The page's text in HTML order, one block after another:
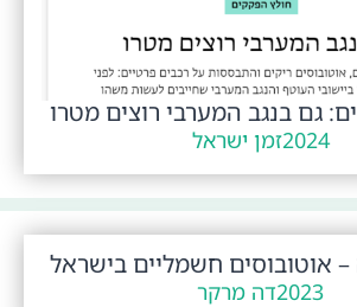
גם בנגב המערבי רוצים מטרו
2024זמן ישראל
– אוטובוסים חשמליים בישראל
2023דה מרקר